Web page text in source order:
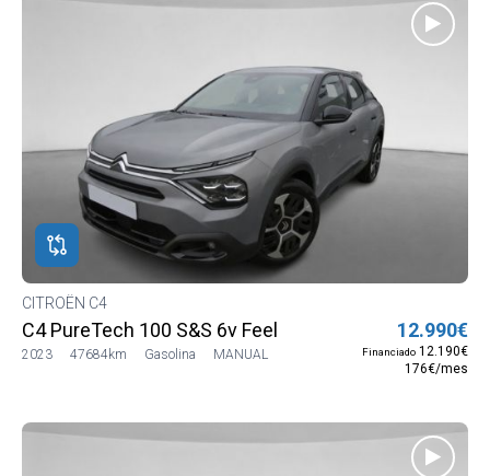
CITROËN C4
C4 PureTech 100 S&S 6v Feel
2023 47684km Gasolina MANUAL
12.990€
Financiado 12.190€
176€/mes